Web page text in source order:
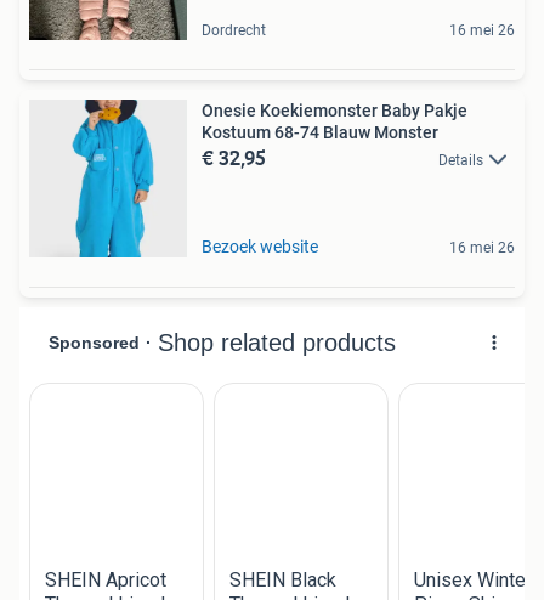
Dordrecht 16 mei 26
Onesie Koekiemonster Baby Pakje
Kostuum 68-74 Blauw Monster
€ 32,95 Details
Bezoek website 16 mei 26